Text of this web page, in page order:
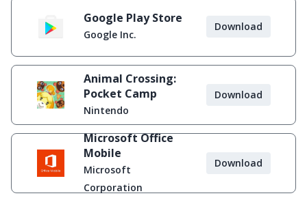
Google Play Store
Google Inc.
Download
Animal Crossing:
Pocket Camp
Nintendo
Download
Microsoft Office
Mobile
Microsoft
Corporation
Download